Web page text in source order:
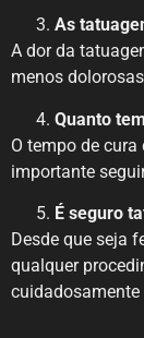
As
A dor da
menos
Quanto
O tempo de
importante
É seguro
Desde que seja
qualquer
cuidadosamente